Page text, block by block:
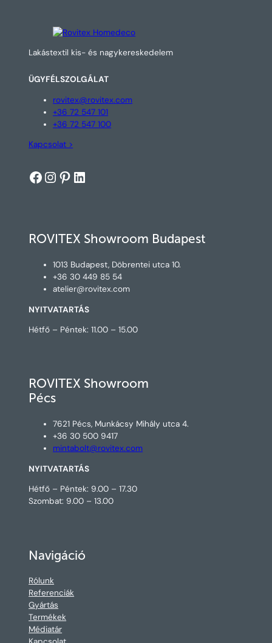
Lakástextil kis- és nagykereskedelem
ÜGYFÉLSZOLGÁLAT
rovitex@rovitex.com
+36 72 547 101
+36 72 547 100
Kapcsolat >
Facebook
Instagram
Pinterest
LinkedIn
ROVITEX Showroom Budapest
1013 Budapest, Döbrentei utca 10.
+36 30 449 85 54
atelier@rovitex.com
NYITVATARTÁS
Hétfő – Péntek: 11.00 – 15.00
ROVITEX Showroom
Pécs
7621 Pécs, Munkácsy Mihály utca 4.
+36 30 500 9417
mintabolt@rovitex.com
NYITVATARTÁS
Hétfő – Péntek: 9.00 – 17.30
Szombat: 9.00 – 13.00
Navigáció
Rólunk
Referenciák
Gyártás
Termékek
Médiatár